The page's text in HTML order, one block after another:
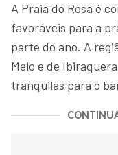
A Praia do Rosa é
favoráveis para a
parte do ano. A
Meio e de
tranquilas para o